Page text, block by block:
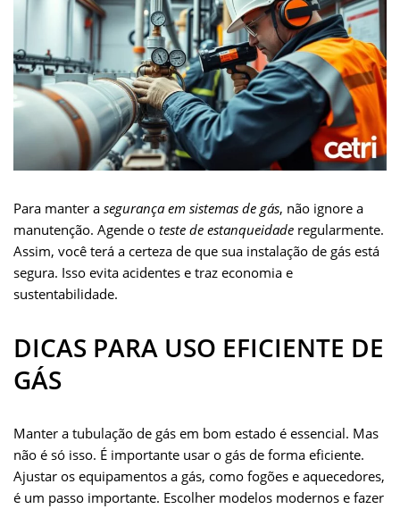
Para manter a segurança em sistemas de gás, não ignore a
manutenção. Agende o teste de estanqueidade regularmente.
Assim, você terá a certeza de que sua instalação de gás está
segura. Isso evita acidentes e traz economia e
sustentabilidade.
DICAS PARA USO EFICIENTE DE
GÁS
Manter a tubulação de gás em bom estado é essencial. Mas
não é só isso. É importante usar o gás de forma eficiente.
Ajustar os equipamentos a gás, como fogões e aquecedores,
é um passo importante. Escolher modelos modernos e fazer